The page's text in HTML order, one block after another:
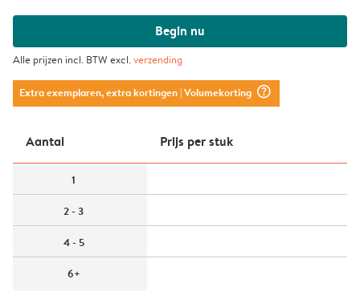
Begin nu
Alle prijzen incl. BTW excl.verzending
Extra exemplaren, extra kortingen| Volumekorting question_mark_circle
Aantal Prijs per stuk
1
2 - 3
4 - 5
6+